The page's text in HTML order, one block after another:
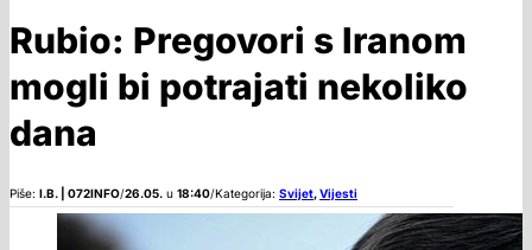
Rubio: Pregovori s Iranom
mogli bi potrajati nekoliko
dana
Piše: I.B. | 072INFO/26.05. u 18:40/Kategorija: Svijet,Vijesti